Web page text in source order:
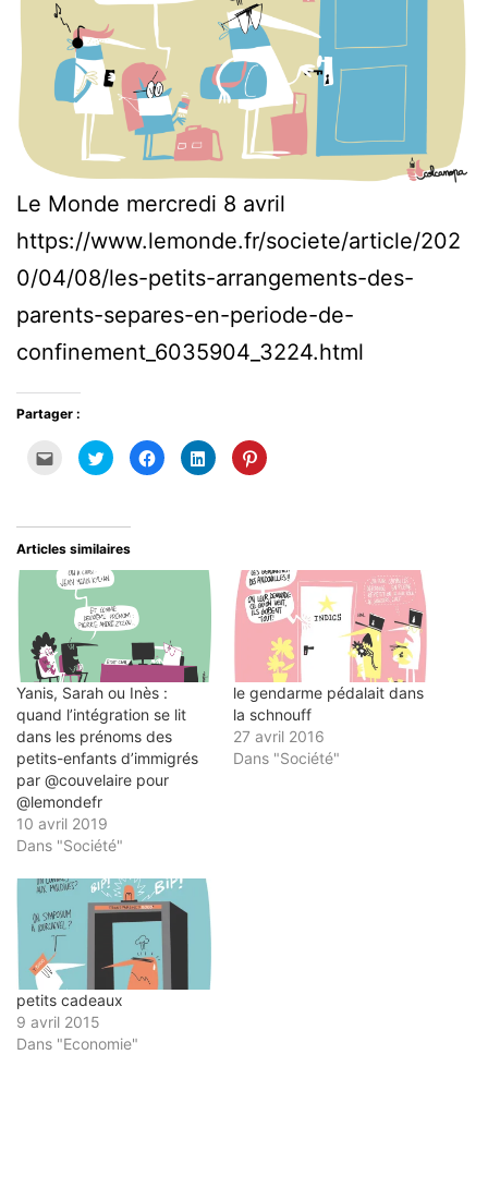
Le Monde mercredi 8 avril
https://www.lemonde.fr/societe/article/202
0/04/08/les-petits-arrangements-des-
parents-separes-en-periode-de-
confinement_6035904_3224.html
Partager :
Cliquez
pour
envoyer
à
un
ami(ouvre
dans
une
nouvelle
fenêtre)
Cliquez
pour
partager
une
nouvelle
fenêtre)
Cliquez
pour
partager
Cliquez
pour
partager
Cliquez
pour
Articles similaires
Yanis, Sarah ou Inès :
quand l’intégration se lit
dans les prénoms des
petits-enfants d’immigrés
par @couvelaire pour
@lemondefr
10 avril 2019
Dans "Société"
le gendarme pédalait dans
la schnouff
27 avril 2016
Dans "Société"
petits cadeaux
9 avril 2015
Dans "Economie"